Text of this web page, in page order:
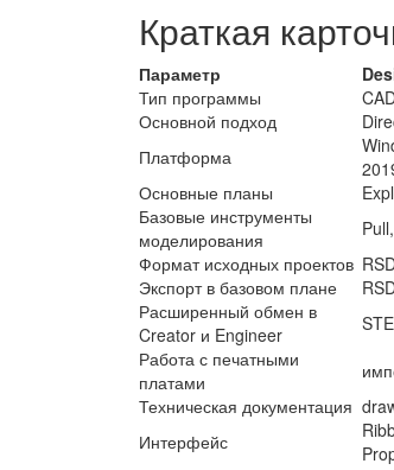
Краткая
Параметр
Тип программы
Основной подход
Платформа
Основные планы
Базовые инструменты
моделирования
Формат исходных проектов
Экспорт в базовом плане
Расширенный обмен в
Creator и Engineer
Работа с печатными
платами
Техническая документация
Интерфейс